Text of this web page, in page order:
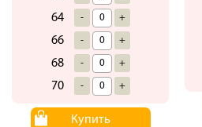
64 - +
66 - +
68 - +
70 - +
Купить